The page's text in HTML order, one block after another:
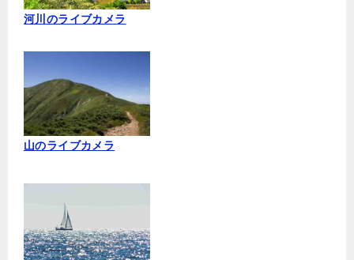
河川のライブカメラ
山のライブカメラ